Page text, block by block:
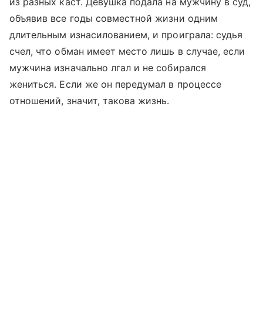
объявив все годы совместной жизни одним
длительным изнасилованием, и проиграла: судья
счел, что обман имеет место лишь в случае, если
мужчина изначально лгал и не собирался
жениться. Если же он передумал в процессе
отношений, значит, такова жизнь.